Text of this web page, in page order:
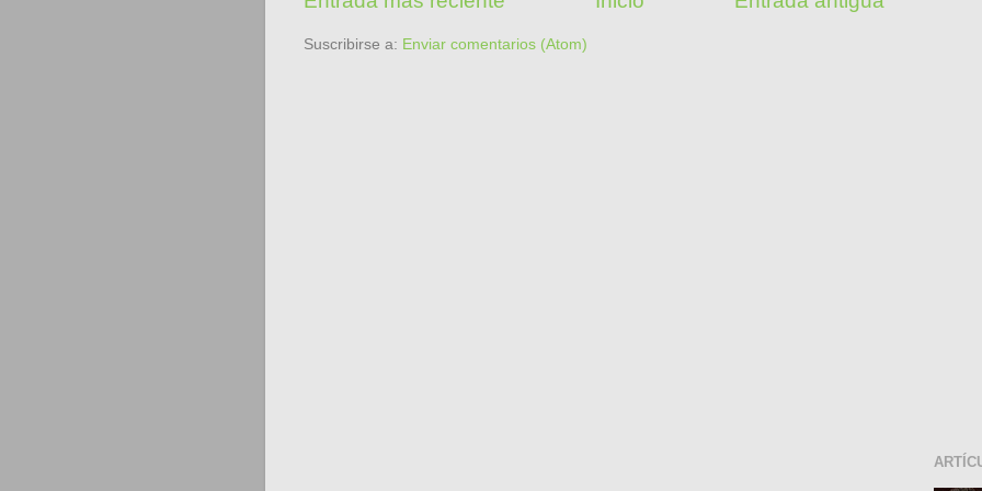
Suscribirse a: Enviar comentarios (Atom)